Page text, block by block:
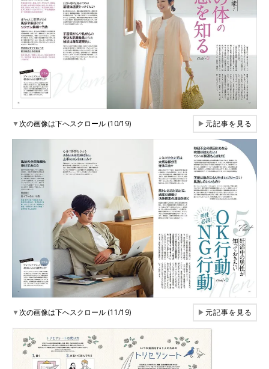
▼次の画像は下へスクロール (10/19) ▶元記事を見る
▼次の画像は下へスクロール (11/19) ▶元記事を見る